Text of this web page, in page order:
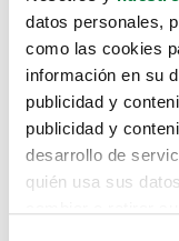
datos personales,
como las cookies
información en su
publicidad y
publicidad y
desarrollo de
quién usa sus
Lo
te hemos
Pero puedes
buscando en